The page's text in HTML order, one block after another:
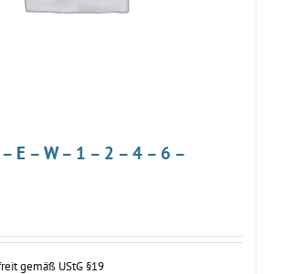
E – W – 1 – 2 – 4 – 6 –
gemäß UStG §19